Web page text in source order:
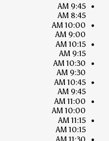
9:45 AM
8:45 AM
10:00 AM
9:00 AM
10:15 AM
9:15 AM
10:30 AM
9:30 AM
10:45 AM
9:45 AM
11:00 AM
10:00 AM
11:15 AM
10:15 AM
11:30 AM